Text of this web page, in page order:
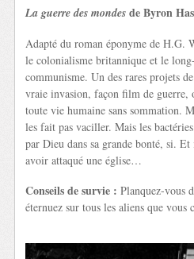
La guerre des mondes de Byron
Adapté du roman éponyme de H.G.
le colonialisme britannique et le
communisme. Un des rares projets
vraie invasion, façon film de guerre,
toute vie humaine sans sommation.
les fait pas vaciller. Mais les
par Dieu dans sa grande bonté, si.
avoir attaqué une église…
Conseils de survie : Planquez-vous
éternuez sur tous les aliens que vous